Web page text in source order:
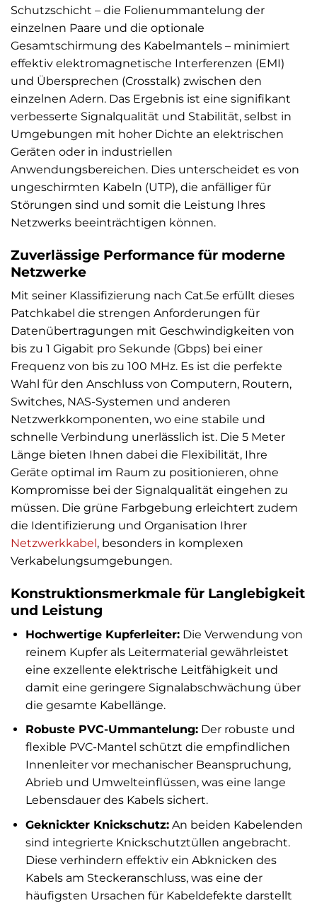
Schutzschicht – die Folienummantelung der
einzelnen Paare und die optionale
Gesamtschirmung des Kabelmantels – minimiert
effektiv elektromagnetische Interferenzen (EMI)
und Übersprechen (Crosstalk) zwischen den
einzelnen Adern. Das Ergebnis ist eine signifikant
verbesserte Signalqualität und Stabilität, selbst in
Umgebungen mit hoher Dichte an elektrischen
Geräten oder in industriellen
Anwendungsbereichen. Dies unterscheidet es von
ungeschirmten Kabeln (UTP), die anfälliger für
Störungen sind und somit die Leistung Ihres
Netzwerks beeinträchtigen können.
Zuverlässige Performance für moderne
Netzwerke
Mit seiner Klassifizierung nach Cat.5e erfüllt dieses
Patchkabel die strengen Anforderungen für
Datenübertragungen mit Geschwindigkeiten von
bis zu 1 Gigabit pro Sekunde (Gbps) bei einer
Frequenz von bis zu 100 MHz. Es ist die perfekte
Wahl für den Anschluss von Computern, Routern,
Switches, NAS-Systemen und anderen
Netzwerkkomponenten, wo eine stabile und
schnelle Verbindung unerlässlich ist. Die 5 Meter
Länge bieten Ihnen dabei die Flexibilität, Ihre
Geräte optimal im Raum zu positionieren, ohne
Kompromisse bei der Signalqualität eingehen zu
müssen. Die grüne Farbgebung erleichtert zudem
die Identifizierung und Organisation Ihrer
Netzwerkkabel , besonders in komplexen
Verkabelungsumgebungen.
Konstruktionsmerkmale für Langlebigkeit
und Leistung
Hochwertige Kupferleiter:Die Verwendung von
reinem Kupfer als Leitermaterial gewährleistet
eine exzellente elektrische Leitfähigkeit und
damit eine geringere Signalabschwächung über
die gesamte Kabellänge.
Robuste PVC-Ummantelung:Der robuste und
flexible PVC-Mantel schützt die empfindlichen
Innenleiter vor mechanischer Beanspruchung,
Abrieb und Umwelteinflüssen, was eine lange
Lebensdauer des Kabels sichert.
Geknickter Knickschutz:An beiden Kabelenden
sind integrierte Knickschutztüllen angebracht.
Diese verhindern effektiv ein Abknicken des
Kabels am Steckeranschluss, was eine der
häufigsten Ursachen für Kabeldefekte darstellt